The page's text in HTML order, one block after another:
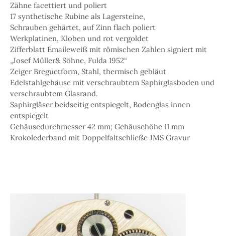
Zähne facettiert und poliert
17 synthetische Rubine als Lagersteine,
Schrauben gehärtet, auf Zinn flach poliert
Werkplatinen, Kloben und rot vergoldet
Zifferblatt Emaileweiß mit römischen Zahlen signiert mit
„Josef Müller& Söhne, Fulda 1952“
Zeiger Breguetform, Stahl, thermisch gebläut
Edelstahlgehäuse mit verschraubtem Saphirglasboden und
verschraubtem Glasrand.
Saphirgläser beidseitig entspiegelt, Bodenglas innen
entspiegelt
Gehäusedurchmesser 42 mm; Gehäusehöhe 11 mm
Krokolederband mit Doppelfaltschließe JMS Gravur